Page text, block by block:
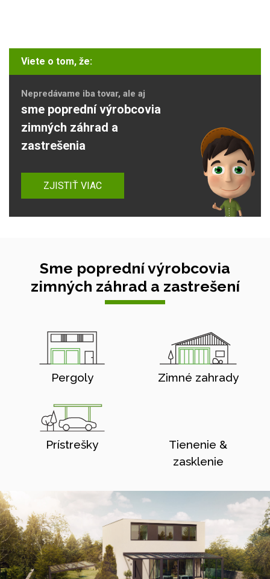
Viete o tom, že:
Nepredávame iba tovar, ale aj
sme poprední výrobcovia
zimných záhrad a
zastrešenia
ZJISTIŤ VIAC
Sme poprední výrobcovia
zimných záhrad a zastrešení
Pergoly Zimné zahrady
Prístrešky
Tienenie &
zasklenie